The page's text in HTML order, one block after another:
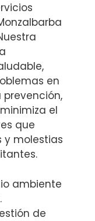
en
el
que
y molestias
ambiente
de